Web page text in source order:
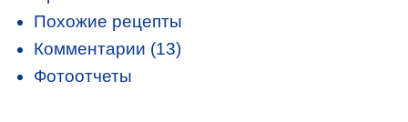
Похожие рецепты
Комментарии (13)
Фотоотчеты